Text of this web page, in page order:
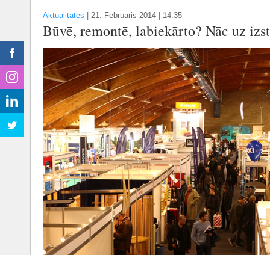
Aktualitātes 21. Februāris 2014 | 14:35
Būvē, remontē, labiekārto? Nāc uz